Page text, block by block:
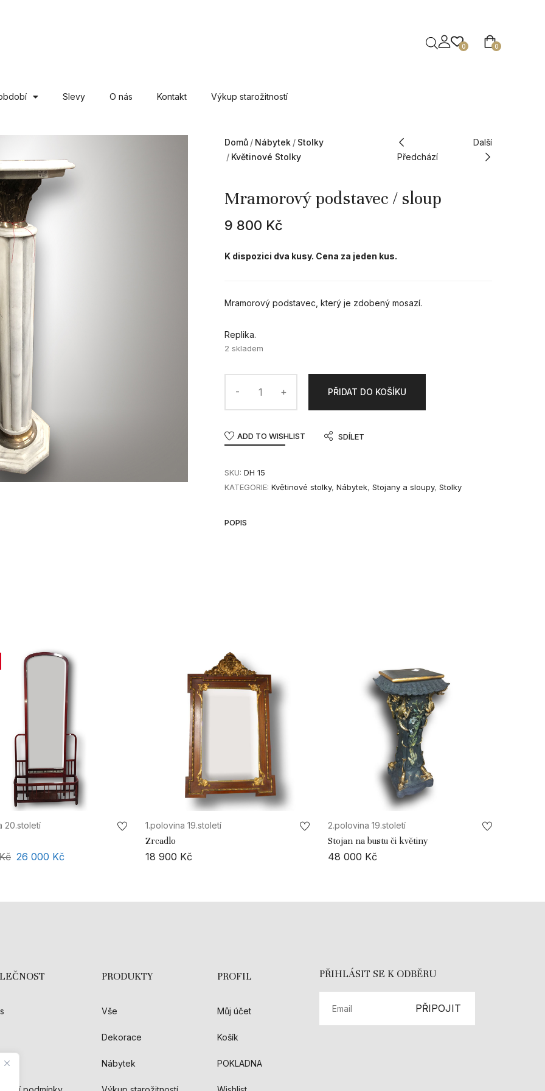
0
0
Slevy O nás Kontakt Výkup starožitností
Domů Nábytek
Stolky
Květinové Stolky
Předchází
Další
Mramorový podstavec / sloup
9 800 Kč
K dispozici dva kusy. Cena za jeden kus.
Mramorový podstavec, který je zdobený mosazí.
Replika.
2 skladem
PŘIDAT DO KOŠÍKU
ADD TO WISHLIST SDÍLET
SKU: DH 15
KATEGORIE: Květinové stolky, Nábytek, Stojany a sloupy, Stolky
POPIS
20.století
26 000 Kč
1.polovina 19.století
Zrcadlo
18 900 Kč
2.polovina 19.století
Stojan na bustu či květiny
48 000 Kč
PRODUKTY
Vše
Dekorace
Nábytek
PROFIL
Můj účet
Košík
POKLADNA
PŘIHLÁSIT SE K ODBĚRU
PŘIPOJIT